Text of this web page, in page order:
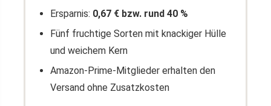
Ersparnis: 0,67 € bzw. rund 40 %
Fünf fruchtige Sorten mit knackiger Hülle
und weichem Kern
Amazon-Prime-Mitglieder erhalten den
Versand ohne Zusatzkosten